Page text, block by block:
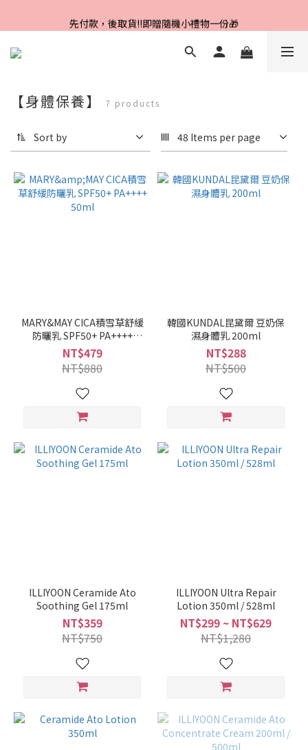
Line好友招募中，首購、回購皆贈100元
先付款，後取貨‼️即贈隨機小禮物一份🎁
Line好友招募中，首購、回購皆贈100元
【身體保養】 7 products
Sort by 48 Items per page
MARY&MAY CICA積雪草舒緩
防曬乳 SPF50+ PA++++
50ml
NT$479
NT$880
韓國KUNDAL昆黛爾 豆奶保
濕身體乳 200ml
NT$288
NT$500
ILLIYOON Ceramide Ato
Soothing Gel 175ml
NT$359
NT$750
ILLIYOON Ultra Repair
Lotion 350ml / 528ml
NT$299 ~ NT$629
NT$1,280